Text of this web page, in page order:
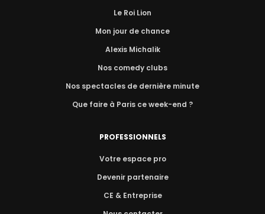
Le Roi Lion
Mon jour de chance
Alexis Michalik
Nos comedy clubs
Nos spectacles de dernière minute
Que faire à Paris ce week-end ?
PROFESSIONNELS
Votre espace pro
Devenir partenaire
CE & Entreprise